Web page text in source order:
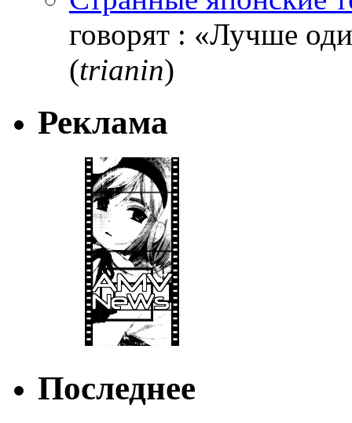
говорят : «Лучше
(trianin)
Реклама
Последнее